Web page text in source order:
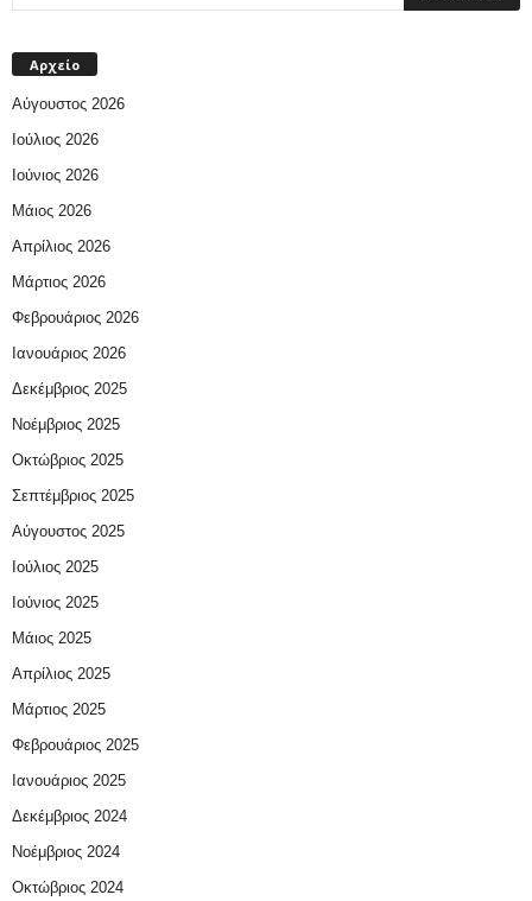
Αρχείο
Αύγουστος 2026
Ιούλιος 2026
Ιούνιος 2026
Μάιος 2026
Απρίλιος 2026
Μάρτιος 2026
Φεβρουάριος 2026
Ιανουάριος 2026
Δεκέμβριος 2025
Νοέμβριος 2025
Οκτώβριος 2025
Σεπτέμβριος 2025
Αύγουστος 2025
Ιούλιος 2025
Ιούνιος 2025
Μάιος 2025
Απρίλιος 2025
Μάρτιος 2025
Φεβρουάριος 2025
Ιανουάριος 2025
Δεκέμβριος 2024
Νοέμβριος 2024
Οκτώβριος 2024